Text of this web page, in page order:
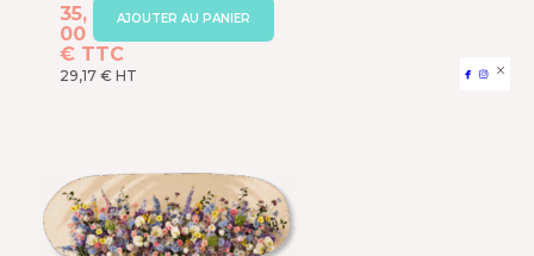
 
AJOUTER AU PANIER
35,
00
€ TTC
29,17 € HT